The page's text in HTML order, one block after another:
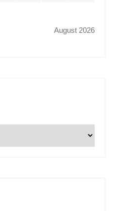
August 2026